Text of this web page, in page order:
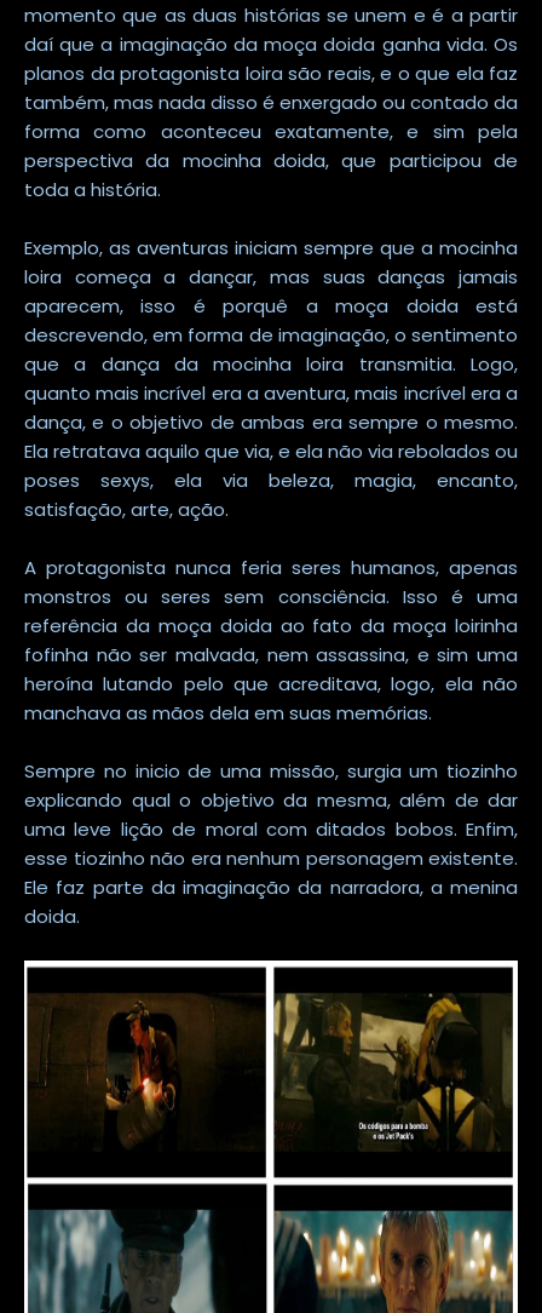
momento que as duas histórias se unem e é a partir
daí que a imaginação da moça doida ganha vida. Os
planos da protagonista loira são reais, e o que ela faz
também, mas nada disso é enxergado ou contado da
forma como aconteceu exatamente, e sim pela
perspectiva da mocinha doida, que participou de
toda a história.
Exemplo, as aventuras iniciam sempre que a mocinha
loira começa a dançar, mas suas danças jamais
aparecem, isso é porquê a moça doida está
descrevendo, em forma de imaginação, o sentimento
que a dança da mocinha loira transmitia. Logo,
quanto mais incrível era a aventura, mais incrível era a
dança, e o objetivo de ambas era sempre o mesmo.
Ela retratava aquilo que via, e ela não via rebolados ou
poses sexys, ela via beleza, magia, encanto,
satisfação, arte, ação.
A protagonista nunca feria seres humanos, apenas
monstros ou seres sem consciência. Isso é uma
referência da moça doida ao fato da moça loirinha
fofinha não ser malvada, nem assassina, e sim uma
heroína lutando pelo que acreditava, logo, ela não
manchava as mãos dela em suas memórias.
Sempre no inicio de uma missão, surgia um tiozinho
explicando qual o objetivo da mesma, além de dar
uma leve lição de moral com ditados bobos. Enfim,
esse tiozinho não era nenhum personagem existente.
Ele faz parte da imaginação da narradora, a menina
doida.